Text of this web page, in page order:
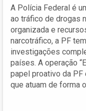
A Polícia Federal é
ao tráfico de drogas
organizada e
narcotráfico, a PF
investigações
países. A operação
papel proativo da
que atuam de forma